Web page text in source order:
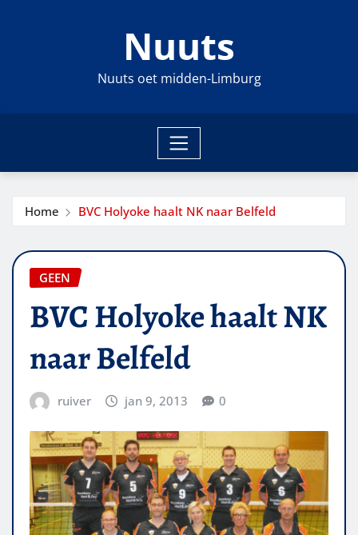
Nuuts
Nuuts oet midden-Limburg
Home BVC Holyoke haalt NK naar Belfeld
GEEN
BVC Holyoke haalt NK
naar Belfeld
ruiver jan 9, 2013 0